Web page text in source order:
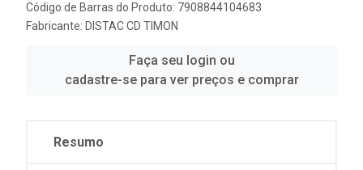
Código de Barras do Produto: 7908844104683
Fabricante: DISTAC CD TIMON
Faça seu login ou
cadastre-se para ver preços e comprar
Resumo